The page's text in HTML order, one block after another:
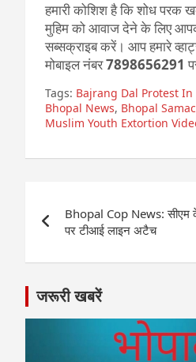
हमारी कोशिश है कि शोध परक
मुहिम को आवाज देने के लिए
सब्सक्राइब करें। आप हमारे
मोबाइल नंबर7898656291
Tags: Bajrang Dal Protest
Bhopal News, Bhopal
Muslim Youth Extortion
navigation
Bhopal Cop News: सीएम
पर टीआई लाइन अटैच
जरूरी खबरें